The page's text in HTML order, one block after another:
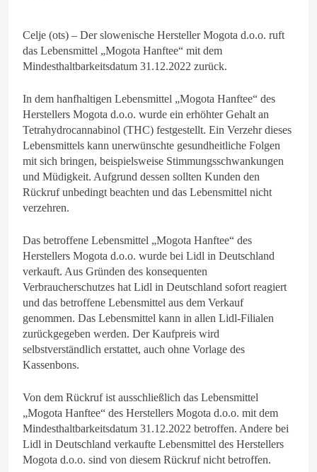
Celje (ots) – Der slowenische Hersteller Mogota d.o.o. ruft
das Lebensmittel „Mogota Hanftee“ mit dem
Mindesthaltbarkeitsdatum 31.12.2022 zurück.
In dem hanfhaltigen Lebensmittel „Mogota Hanftee“ des
Herstellers Mogota d.o.o. wurde ein erhöhter Gehalt an
Tetrahydrocannabinol (THC) festgestellt. Ein Verzehr dieses
Lebensmittels kann unerwünschte gesundheitliche Folgen
mit sich bringen, beispielsweise Stimmungsschwankungen
und Müdigkeit. Aufgrund dessen sollten Kunden den
Rückruf unbedingt beachten und das Lebensmittel nicht
verzehren.
Das betroffene Lebensmittel „Mogota Hanftee“ des
Herstellers Mogota d.o.o. wurde bei Lidl in Deutschland
verkauft. Aus Gründen des konsequenten
Verbraucherschutzes hat Lidl in Deutschland sofort reagiert
und das betroffene Lebensmittel aus dem Verkauf
genommen. Das Lebensmittel kann in allen Lidl-Filialen
zurückgegeben werden. Der Kaufpreis wird
selbstverständlich erstattet, auch ohne Vorlage des
Kassenbons.
Von dem Rückruf ist ausschließlich das Lebensmittel
„Mogota Hanftee“ des Herstellers Mogota d.o.o. mit dem
Mindesthaltbarkeitsdatum 31.12.2022 betroffen. Andere bei
Lidl in Deutschland verkaufte Lebensmittel des Herstellers
Mogota d.o.o. sind von diesem Rückruf nicht betroffen.